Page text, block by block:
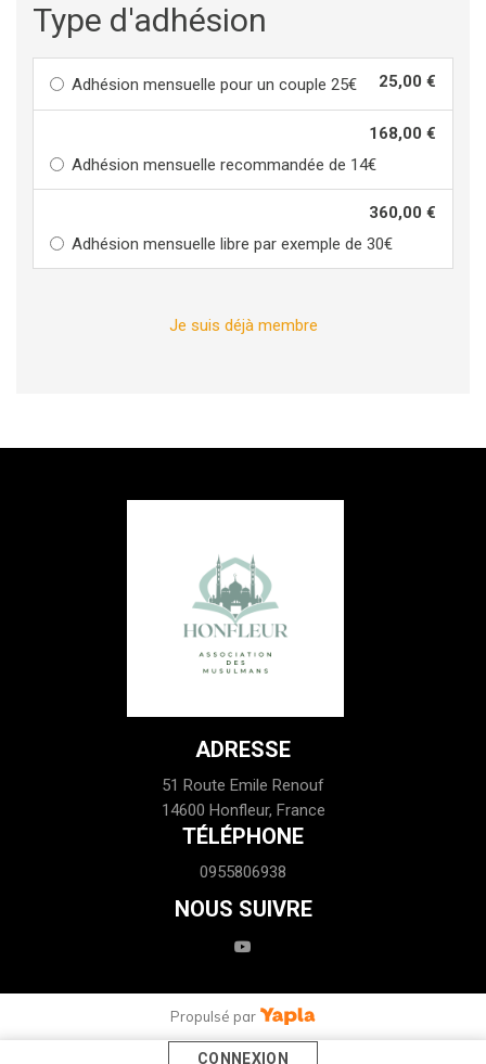
CONNEXION
Type d'adhésion
25,00 €
Adhésion mensuelle pour un couple 25€
168,00 €
Adhésion mensuelle recommandée de 14€
360,00 €
Adhésion mensuelle libre par exemple de 30€
Je suis déjà membre
ADRESSE
51 Route Emile Renouf
14600 Honfleur, France
TÉLÉPHONE
0955806938
NOUS SUIVRE
Propulsé par